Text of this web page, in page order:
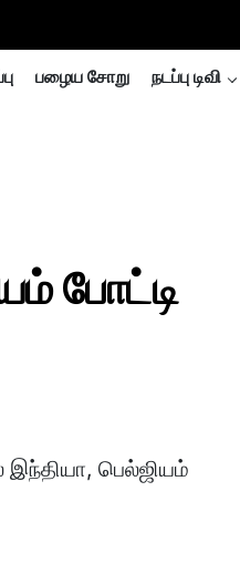
பழைய சோறு நடப்பு டிவி
போட்டி
இந்தியா, பெல்ஜியம்